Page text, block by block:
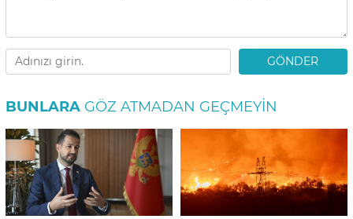
GÖNDER
BUNLARA GÖZ ATMADAN GEÇMEYIN